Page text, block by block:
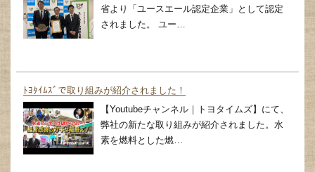
省より「ユースエール認定企業」として認定
されました。 ユー…
ﾄﾖﾀｲﾑｽﾞで取り組みが紹介されました！
【Youtubeチャンネル｜トヨタイムズ】にて、
弊社の新たな取り組みが紹介されました。水
素を燃料とした燃…